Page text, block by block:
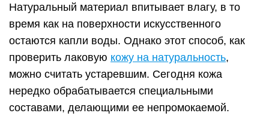
Натуральный материал впитывает влагу, в то
время как на поверхности искусственного
остаются капли воды. Однако этот способ, как
проверить лаковую кожу на натуральность,
можно считать устаревшим. Сегодня кожа
нередко обрабатывается специальными
составами, делающими ее непромокаемой.